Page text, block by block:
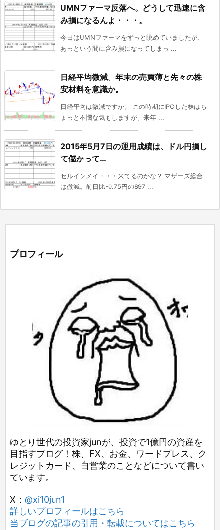
UMNファーマ反落へ。どうして迅速に含
み損になるんよ・・・。
今日はUMNファーマをずっと眺めていましたが、
あっという間に含み損になってしまっ ...
日経平均微減。年末の売買薄と先々の株
安材料を意識か。
日経平均は微減ですか。 この時期にIPOした株はち
ょっと不憫な気もしますが、来年 ...
2015年5月7日の運用成績は、ドル円損し
て儲かって…
セルインメイ・・・来てるのかな？ マザーズ総合
は微減。前日比-0.75円の897 ...
プロフィール
ゆとり世代の投資家junが、投資で1億円の資産を
目指すブログ！株、FX、お金、ワードプレス、ク
レジットカード、自営業のことなどについて書い
ています。
X： @xi10jun1
詳しいプロフィールはこちら
当ブログの記事の引用・転載についてはこちら